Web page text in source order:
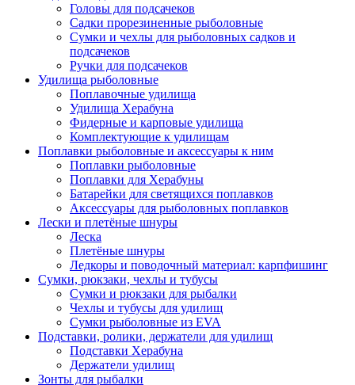
Головы для подсачеков
Садки прорезиненные рыболовные
Сумки и чехлы для рыболовных садков и
подсачеков
Ручки для подсачеков
Удилища рыболовные
Поплавочные удилища
Удилища Херабуна
Фидерные и карповые удилища
Комплектующие к удилищам
Поплавки рыболовные и аксессуары к ним
Поплавки рыболовные
Поплавки для Херабуны
Батарейки для светящихся поплавков
Аксессуары для рыболовных поплавков
Лески и плетёные шнуры
Леска
Плетёные шнуры
Ледкоры и поводочный материал: карпфишинг
Сумки, рюкзаки, чехлы и тубусы
Сумки и рюкзаки для рыбалки
Чехлы и тубусы для удилищ
Сумки рыболовные из EVA
Подставки, ролики, держатели для удилищ
Подставки Херабуна
Держатели удилищ
Зонты для рыбалки